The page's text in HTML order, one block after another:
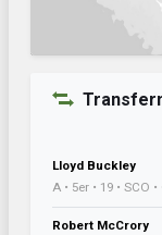
Lloyd Buckley
A • 5er • 19 • SCO
Robert McCrory